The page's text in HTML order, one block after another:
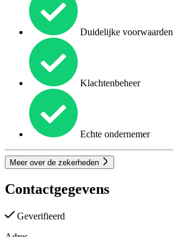
Duidelijke voorwaarden
Klachtenbeheer
Echte ondernemer
Meer over de zekerheden
Contactgegevens
Geverifieerd